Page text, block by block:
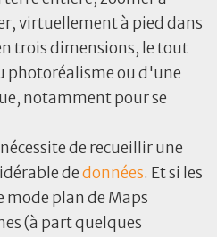
virtuellement à pied dans
trois dimensions, le tout
photoréalisme ou d'une
notamment pour se
de recueillir une
dedonnées. Et si les
mode plan de Maps
(à part quelques